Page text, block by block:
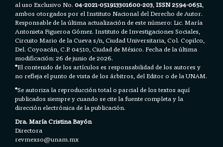
al uso Exclusivo No.04-2021-051913301600-203,ISSN 2594-0651,
ambos otorgados por el Instituto Nacional del Derecho de Autor.
Responsable de la última actualización de este número: Lic. María
Antonieta Figueroa Gómez. Instituto de Investigaciones Sociales,
Circuito Mario de la Cueva s/n, Ciudad Universitaria, Col. Copilco,
Del. Coyoacán, C.P. 04510, Ciudad de México. Fecha de la última
modificación: 26 de junio de 2026.
*El contenido de los artículos es responsabilidad de los autores y
no refleja el punto de vista de los árbitros, del Editor o de la UNAM.
*Se autoriza la reproducción total o parcial de los textos aquí
publicados siempre y cuando se cite la fuente completa y la
dirección electrónica de la publicación.
Dra. María Cristina Bayón
Directora
revmexso@unam.mx